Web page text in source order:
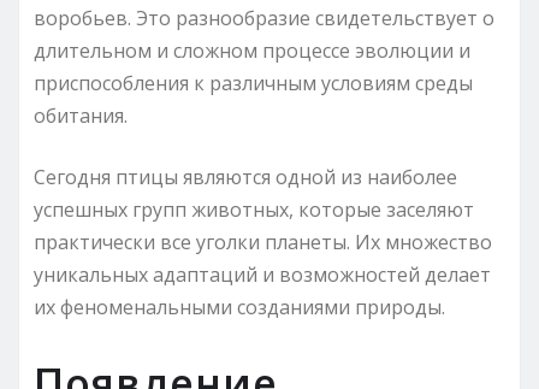
воробьев. Это разнообразие свидетельствует о
длительном и сложном процессе эволюции и
приспособления к различным условиям среды
обитания.
Сегодня птицы являются одной из наиболее
успешных групп животных, которые заселяют
практически все уголки планеты. Их множество
уникальных адаптаций и возможностей делает
их феноменальными созданиями природы.